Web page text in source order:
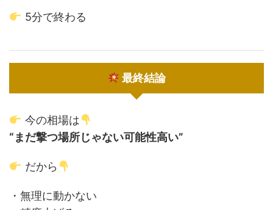
5分で終わる
最終結論
今の相場は
“まだ撃つ場所じゃない可能性高い”
だから
・無理に動かない